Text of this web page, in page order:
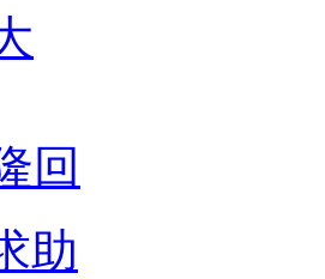
回
助